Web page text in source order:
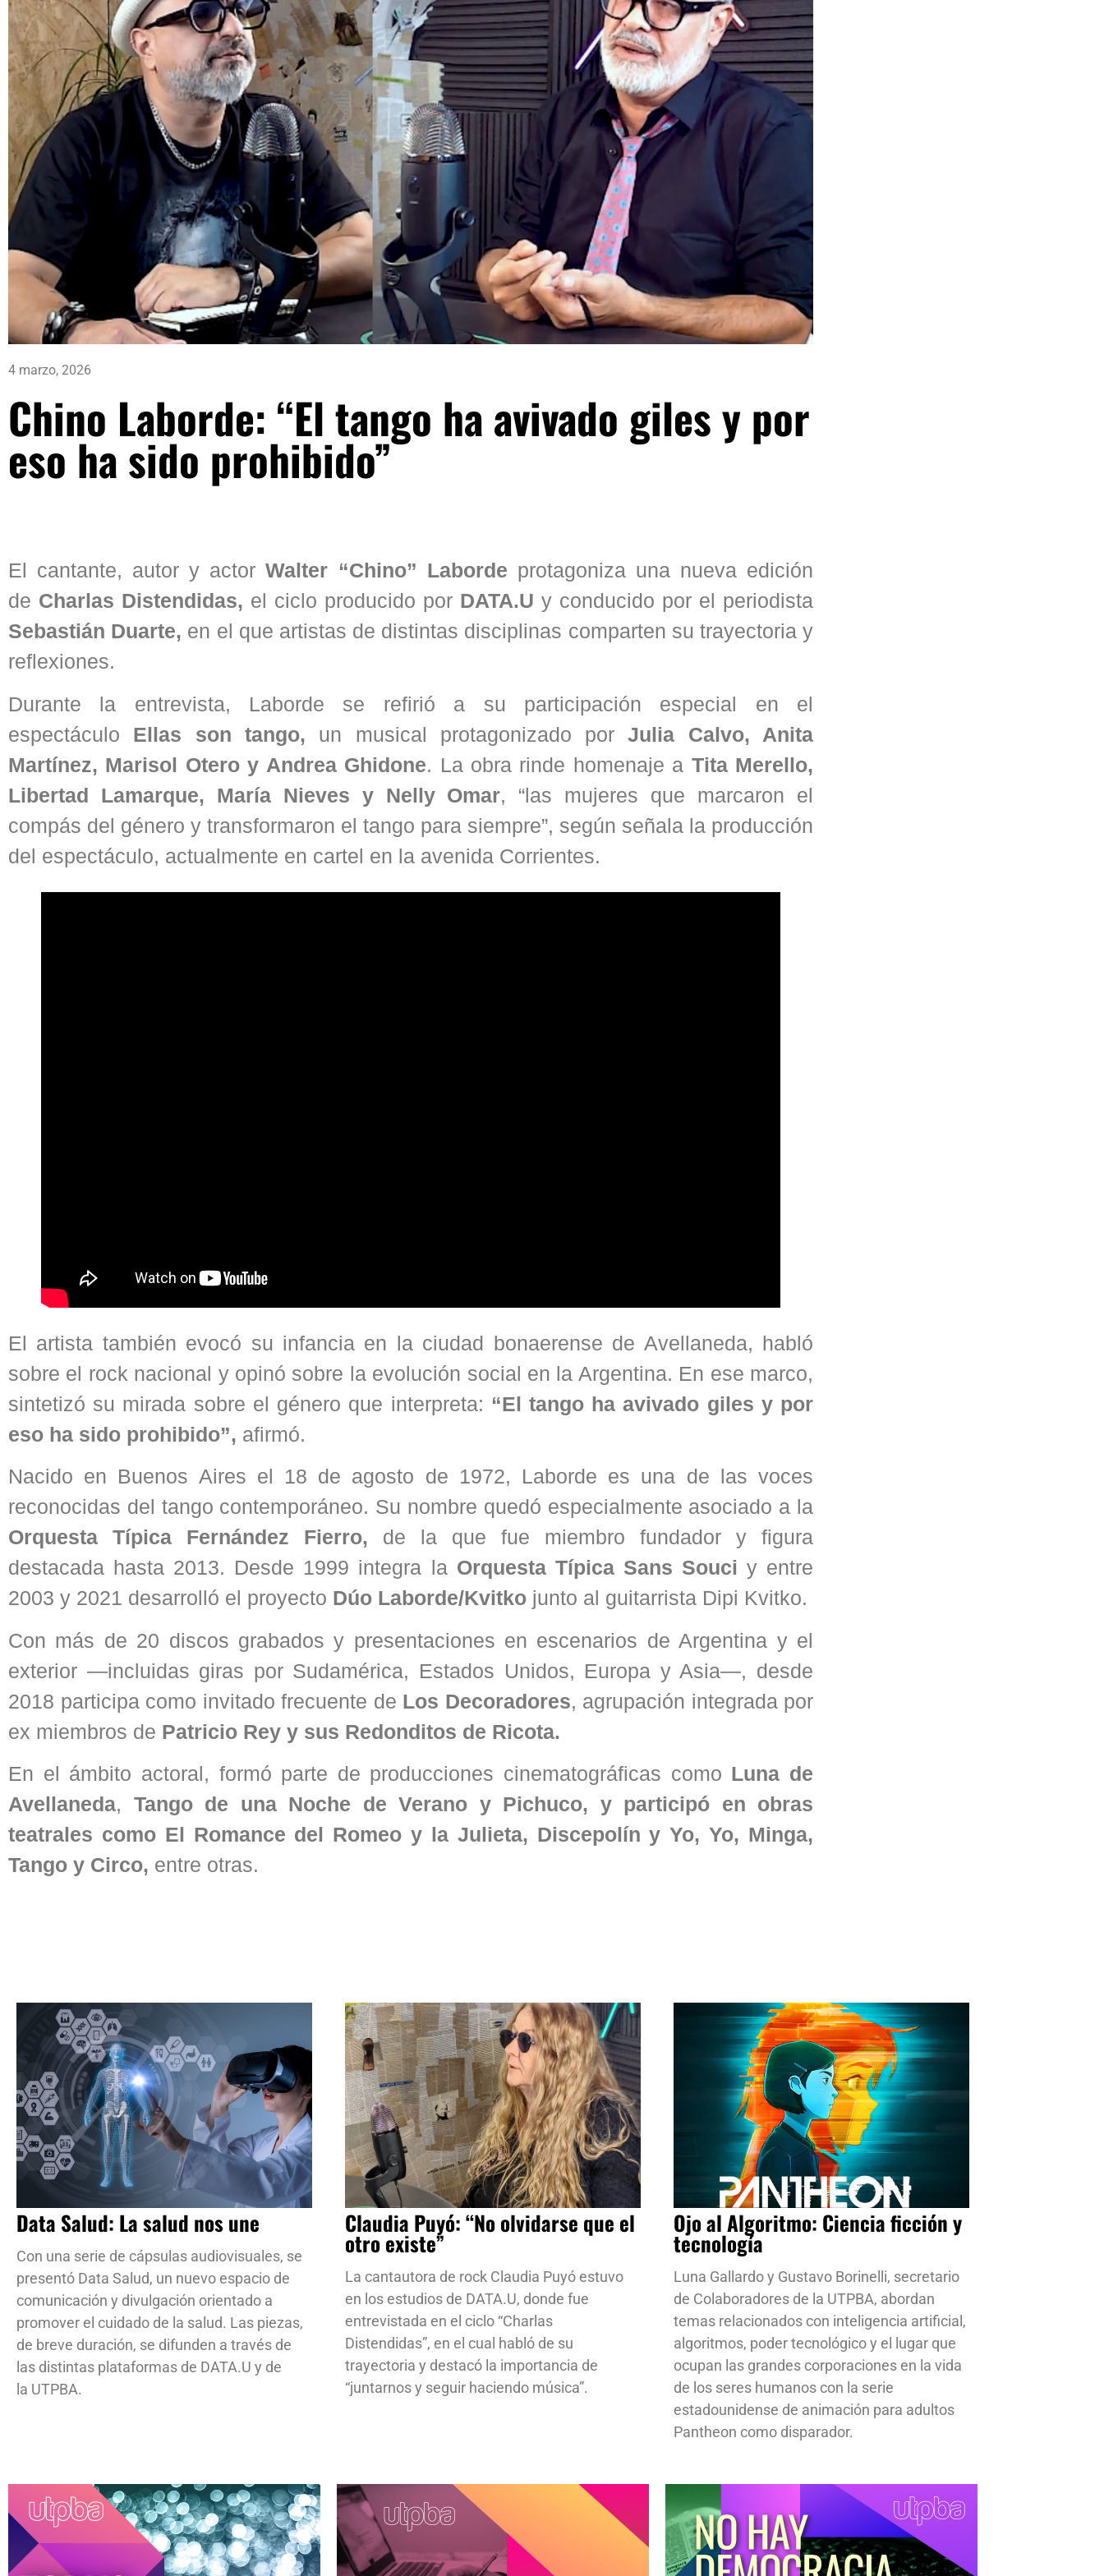
4 marzo, 2026
Chino Laborde: “El tango ha avivado giles y por
eso ha sido prohibido”
El cantante, autor y actorWalter “Chino” Laborde protagoniza una nueva edición
de Charlas Distendidas, el ciclo producido por DATA.U y conducido por el periodista
Sebastián Duarte, en el que artistas de distintas disciplinas comparten su trayectoria y
reflexiones.
Durante la entrevista, Laborde se refirió a su participación especial en el
espectáculo Ellas son tango, un musical protagonizado por Julia Calvo, Anita
Martínez, Marisol Otero y Andrea Ghidone. La obra rinde homenaje a Tita Merello,
Libertad Lamarque, María Nieves y Nelly Omar, “las mujeres que marcaron el
compás del género y transformaron el tango para siempre”, según señala la producción
del espectáculo, actualmente en cartel en la avenida Corrientes.
El artista también evocó su infancia en la ciudad bonaerense de Avellaneda, habló
sobre el rock nacional y opinó sobre la evolución social en la Argentina. En ese marco,
sintetizó su mirada sobre el género que interpreta: “El tango ha avivado giles y por
eso ha sido prohibido”, afirmó.
Nacido en Buenos Aires el 18 de agosto de 1972, Laborde es una de las voces
reconocidas del tango contemporáneo. Su nombre quedó especialmente asociado a la
Orquesta Típica Fernández Fierro, de la que fue miembro fundador y figura
destacada hasta 2013. Desde 1999 integra la Orquesta Típica Sans Souci y entre
2003 y 2021 desarrolló el proyecto Dúo Laborde/Kvitko junto al guitarrista Dipi Kvitko.
Con más de 20 discos grabados y presentaciones en escenarios de Argentina y el
exterior —incluidas giras por Sudamérica, Estados Unidos, Europa y Asia—, desde
2018 participa como invitado frecuente de Los Decoradores, agrupación integrada por
ex miembros de Patricio Rey y sus Redonditos de Ricota.
En el ámbito actoral, formó parte de producciones cinematográficas como Luna de
Avellaneda, Tango de una Noche de Verano y Pichuco, y participó en obras
teatrales como El Romance del Romeo y la Julieta, Discepolín y Yo, Yo, Minga,
Tango y Circo, entre otras.
Data Salud: La salud nos une
Con una serie de cápsulas audiovisuales, se
presentó Data Salud, un nuevo espacio de
comunicación y divulgación orientado a
promover el cuidado de la salud. Las piezas,
de breve duración, se difunden a través de
las distintas plataformas de DATA.U y de
la UTPBA.
Claudia Puyó: “No olvidarse que el
otro existe”
La cantautora de rock Claudia Puyó estuvo
en los estudios de DATA.U, donde fue
entrevistada en el ciclo “Charlas
Distendidas”, en el cual habló de su
trayectoria y destacó la importancia de
“juntarnos y seguir haciendo música”.
Ojo al Algoritmo: Ciencia ficción y
tecnología
Luna Gallardo y Gustavo Borinelli, secretario
de Colaboradores de la UTPBA, abordan
temas relacionados con inteligencia artificial,
algoritmos, poder tecnológico y el lugar que
ocupan las grandes corporaciones en la vida
de los seres humanos con la serie
estadounidense de animación para adultos
Pantheon como disparador.